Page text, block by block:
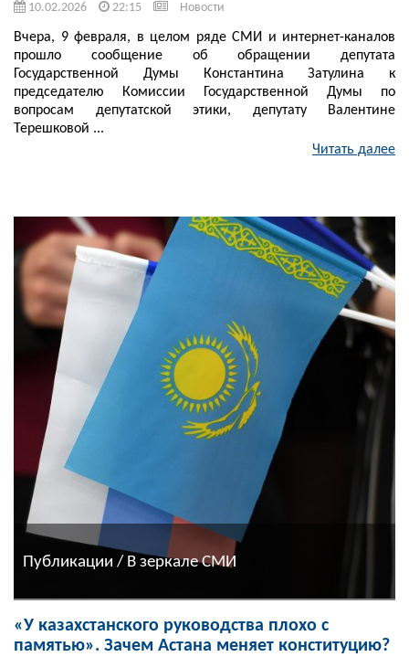
10.02.2026 22:15 Новости
Вчера, 9 февраля, в целом ряде СМИ и интернет-каналов
прошло сообщение об обращении депутата
Государственной Думы Константина Затулина к
председателю Комиссии Государственной Думы по
вопросам депутатской этики, депутату Валентине
Терешковой ...
Читать далее
Публикации / В зеркале СМИ
«У казахстанского руководства плохо с
памятью». Зачем Астана меняет конституцию?